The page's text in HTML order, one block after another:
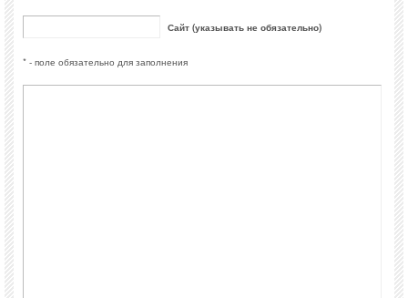
Сайт (указывать не обязательно)
* - поле обязательно для заполнения